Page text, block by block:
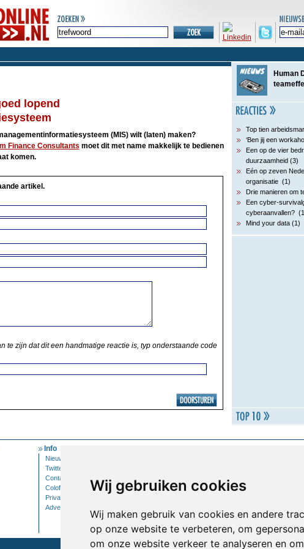
Wij gebruiken cookies
Wij maken gebruik van cookies en andere
op onze website te verbeteren, om
om onze website verkeer te analyseren en
lopend
(MIS) wilt (laten) maken?
Finance Consultants moet dit met name makkelijk te bedienen
komen.
artikel.
te zijn dat dit een handmatige reactie is, typ onderstaande code
Human
Top tien
‘Ben jij een
Een op de vier
duurzaamheid (3)
Eén op zeven
organisatie (1)
Drie manieren om
Een cyber-
cyberaanvallen?
Mind your data (1)
Info
Nieuwsbrief
Twitter
Contact
Colofon
Privacy
Adverteren